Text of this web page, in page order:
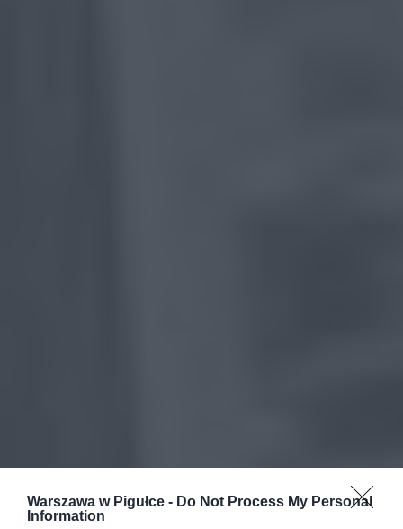
Warszawa w Pigułce - Do Not Process My Personal
Information